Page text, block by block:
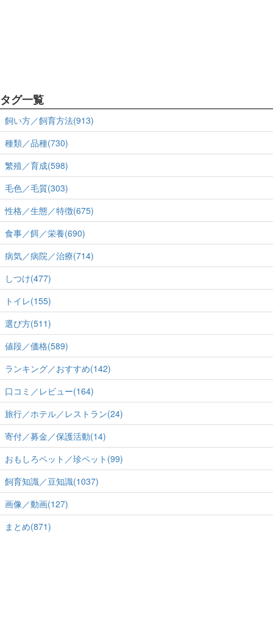
タグ一覧
飼い方／飼育方法(913)
種類／品種(730)
繁殖／育成(598)
毛色／毛質(303)
性格／生態／特徴(675)
食事／餌／栄養(690)
病気／病院／治療(714)
しつけ(477)
トイレ(155)
選び方(511)
値段／価格(589)
ランキング／おすすめ(142)
口コミ／レビュー(164)
旅行／ホテル／レストラン(24)
寄付／募金／保護活動(14)
おもしろペット／珍ペット(99)
飼育知識／豆知識(1037)
画像／動画(127)
まとめ(871)